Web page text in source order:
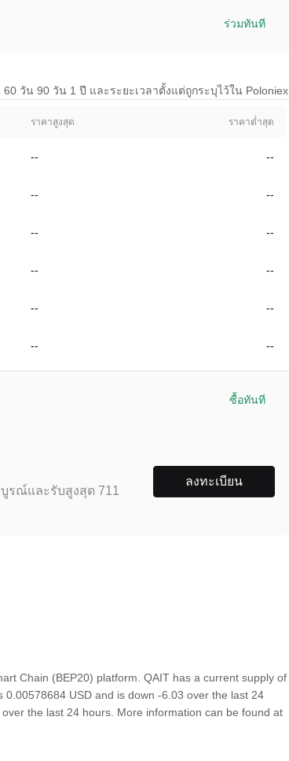
ร่วมทันที
วัน 90 วัน 1 ปี และระยะเวลาตั้งแต่ถูกระบุไว้ใน Poloniex
ราคาสูงสุด ราคาต่ำสุด
-- --
-- --
-- --
-- --
-- --
-- --
ซื้อทันที
รณ์และรับสูงสุด 711
ลงทะเบียน
Chain (BEP20) platform. QAIT has a current supply of
USD and is down -6.03 over the last 24
the last 24 hours. More information can be found at